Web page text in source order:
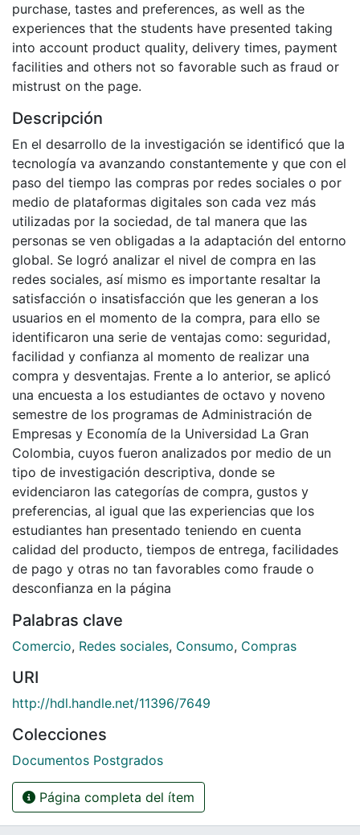
purchase, tastes and preferences, as well as the
experiences that the students have presented taking
into account product quality, delivery times, payment
facilities and others not so favorable such as fraud or
mistrust on the page.
Descripción
En el desarrollo de la investigación se identificó que la
tecnología va avanzando constantemente y que con el
paso del tiempo las compras por redes sociales o por
medio de plataformas digitales son cada vez más
utilizadas por la sociedad, de tal manera que las
personas se ven obligadas a la adaptación del entorno
global. Se logró analizar el nivel de compra en las
redes sociales, así mismo es importante resaltar la
satisfacción o insatisfacción que les generan a los
usuarios en el momento de la compra, para ello se
identificaron una serie de ventajas como: seguridad,
facilidad y confianza al momento de realizar una
compra y desventajas. Frente a lo anterior, se aplicó
una encuesta a los estudiantes de octavo y noveno
semestre de los programas de Administración de
Empresas y Economía de la Universidad La Gran
Colombia, cuyos fueron analizados por medio de un
tipo de investigación descriptiva, donde se
evidenciaron las categorías de compra, gustos y
preferencias, al igual que las experiencias que los
estudiantes han presentado teniendo en cuenta
calidad del producto, tiempos de entrega, facilidades
de pago y otras no tan favorables como fraude o
desconfianza en la página
Palabras clave
Comercio, Redes sociales, Consumo, Compras
URI
http://hdl.handle.net/11396/7649
Colecciones
Documentos Postgrados
Página completa del ítem